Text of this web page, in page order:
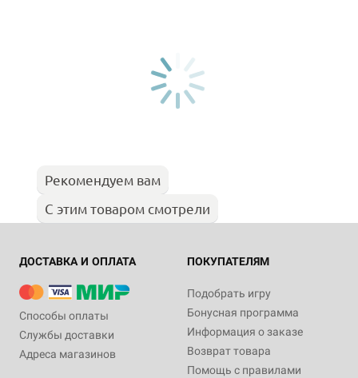
Рекомендуем вам
С этим товаром смотрели
ДОСТАВКА И ОПЛАТА
Способы оплаты
Службы доставки
Адреса магазинов
ПОКУПАТЕЛЯМ
Подобрать игру
Бонусная программа
Информация о заказе
Возврат товара
Помощь с правилами